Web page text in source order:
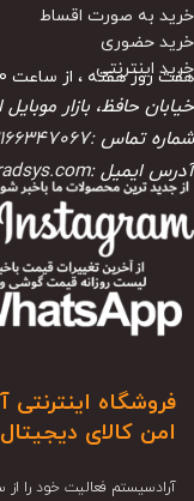
خرید به صورت اقساط
خرید حضوری
خرید اینترنتی
هفت روز هفته ، از ساعت 9:30 تا 21:00 پاسخگوی شما هستیم
خیابان حافظ، بازار موبایل
شماره تماس :
آدرس ایمیل :
فروشگاه
امن کالای دیجیتال